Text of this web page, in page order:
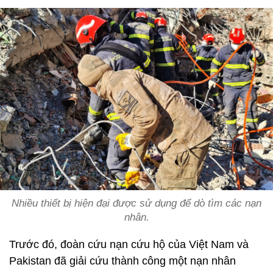
Nhiều thiết bị hiện đại được sử dụng để dò tìm các nạn
nhân.
Trước đó, đoàn cứu nạn cứu hộ của Việt Nam và
Pakistan đã giải cứu thành công một nạn nhân